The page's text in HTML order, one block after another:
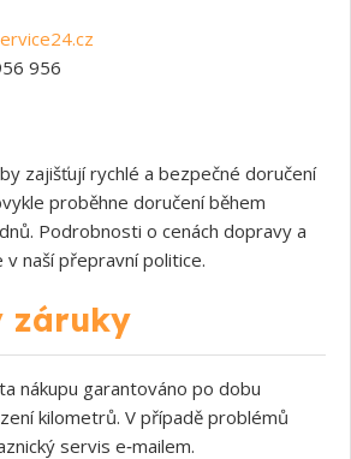
956
zajišťují rychlé a bezpečné doručení
proběhne doručení během
Podrobnosti o cenách dopravy a
naší přepravní politice.
záruky
nákupu garantováno po dobu
kilometrů. V případě problémů
servis e‑mailem.